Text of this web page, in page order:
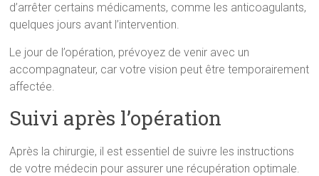
d’arrêter certains médicaments, comme les anticoagulants,
quelques jours avant l’intervention.
Le jour de l’opération, prévoyez de venir avec un
accompagnateur, car votre vision peut être temporairement
affectée.
Suivi après l’opération
Après la chirurgie, il est essentiel de suivre les instructions
de votre médecin pour assurer une récupération optimale.